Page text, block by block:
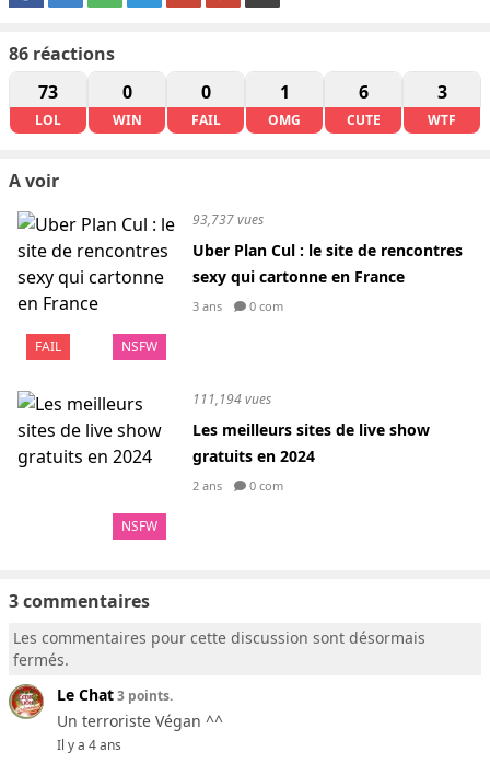
86 réactions
73
LOL
0
WIN
0
FAIL
1
OMG
6
CUTE
3
WTF
A voir
FAIL NSFW
93,737 vues
Uber Plan Cul : le site de rencontres
sexy qui cartonne en France
3 ans 0 com
NSFW
111,194 vues
Les meilleurs sites de live show
gratuits en 2024
2 ans 0 com
3 commentaires
Les commentaires pour cette discussion sont désormais
fermés.
Le Chat3 points.
Un terroriste Végan ^^
Il y a 4 ans